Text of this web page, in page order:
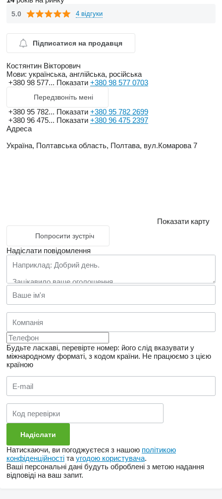
5.0 4 відгуки
Підписатися на продавця
Костянтин Вікторович
Мови: українська, англійська, російська
+380 98 577... Показати +380 98 577 0703
Передзвоніть мені
+380 95 782... Показати +380 95 782 2699
+380 96 475... Показати +380 96 475 2397
Адреса
Україна, Полтавська область, Полтава, вул.Комарова 7
Показати карту
Попросити зустріч
Надіслати повідомлення
Будьте ласкаві, перевірте номер: його слід вказувати у
міжнародному форматі, з кодом країни. Не працюємо з цією
країною
Натискаючи, ви погоджуєтеся з нашою політикою
конфіденційності та угодою користувача.
Ваші персональні дані будуть оброблені з метою надання
відповіді на ваш запит.